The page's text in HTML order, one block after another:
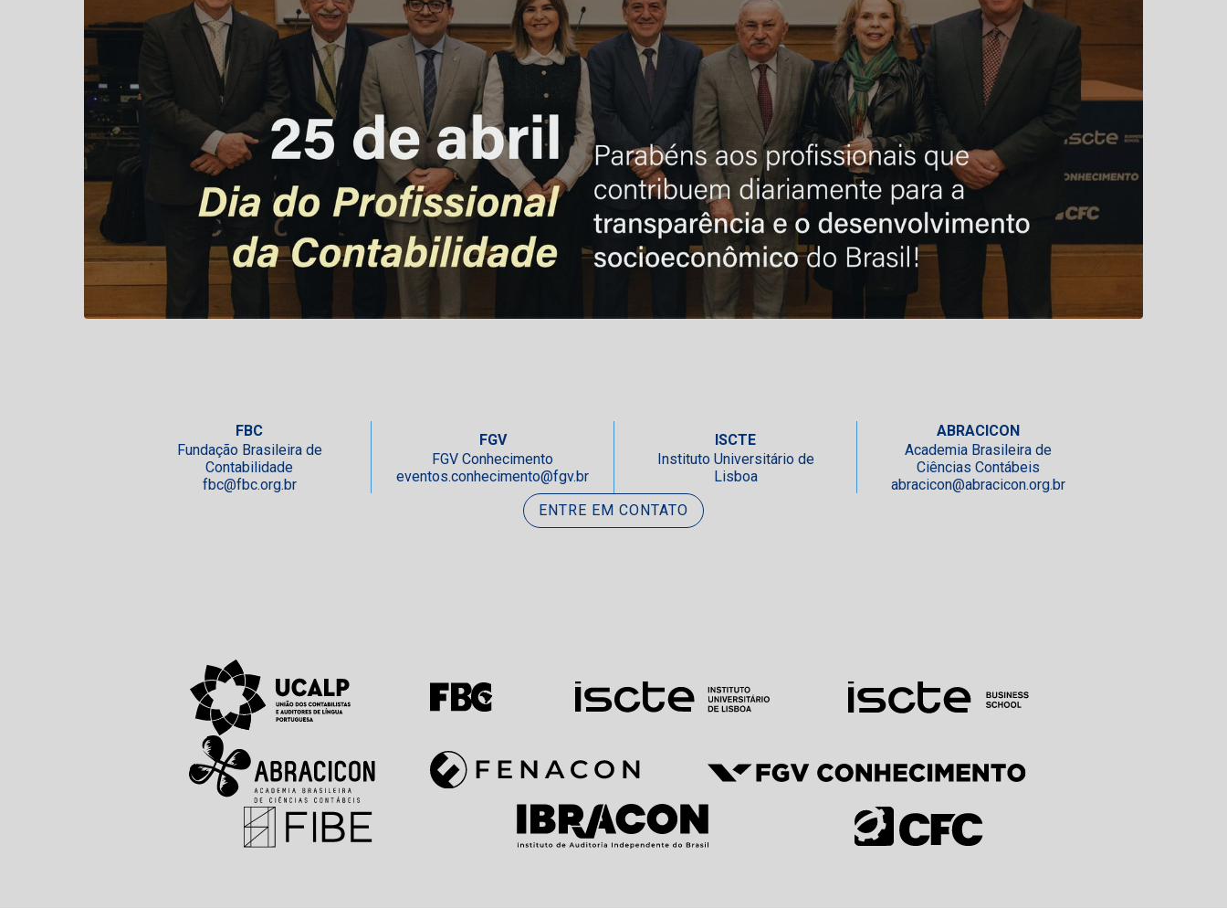
FBC
Fundação Brasileira de
Contabilidade
fbc@fbc.org.br
FGV
FGV Conhecimento
eventos.conhecimento@fgv.br
ISCTE
Instituto Universitário de
Lisboa
ABRACICON
Academia Brasileira de
Ciências Contábeis
abracicon@abracicon.org.br
ENTRE EM CONTATO